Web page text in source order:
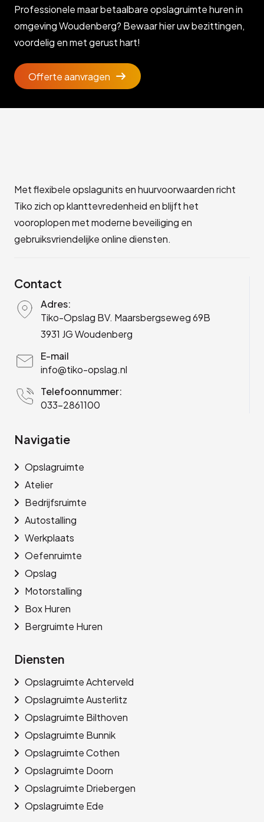
Professionele maar betaalbare opslagruimte huren in
omgeving Woudenberg? Bewaar hier uw bezittingen,
voordelig en met gerust hart!
Offerte aanvragen
Met flexibele opslagunits en huurvoorwaarden richt
Tiko zich op klanttevredenheid en blijft het
vooroplopen met moderne beveiliging en
gebruiksvriendelijke online diensten.
Contact
Adres:
Tiko-Opslag BV. Maarsbergseweg 69B
3931 JG Woudenberg
E-mail
info@tiko-opslag.nl
Telefoonnummer:
033-2861100
Navigatie
Opslagruimte
Atelier
Bedrijfsruimte
Autostalling
Werkplaats
Oefenruimte
Opslag
Motorstalling
Box Huren
Bergruimte Huren
Diensten
Opslagruimte Achterveld
Opslagruimte Austerlitz
Opslagruimte Bilthoven
Opslagruimte Bunnik
Opslagruimte Cothen
Opslagruimte Doorn
Opslagruimte Driebergen
Opslagruimte Ede